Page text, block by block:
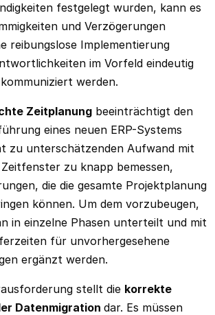
festgelegt wurden, kann es
und Verzögerungen
reibungslose Implementierung
im Vorfeld eindeutig
werden.
Zeitplanung beeinträchtigt den
eines neuen ERP-Systems
zu unterschätzenden Aufwand mit
zu knapp bemessen,
die die gesamte Projektplanung
können. Um dem vorzubeugen,
in einzelne Phasen unterteilt und mit
für unvorhergesehene
ergänzt werden.
stellt die korrekte
Datenmigration dar. Es müssen